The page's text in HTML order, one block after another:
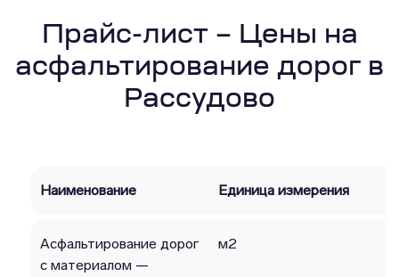
Прайс-лист – Цены на
асфальтирование дорог в
Рассудово
Наименование Единица измерения
Асфальтирование дорог
с материалом —
м2